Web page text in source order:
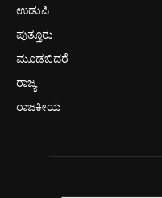
ಉಡುಪಿ
ಪುತ್ತೂರು
ಮೂಡಬಿದರೆ
ರಾಜ್ಯ
ರಾಜಕೀಯ